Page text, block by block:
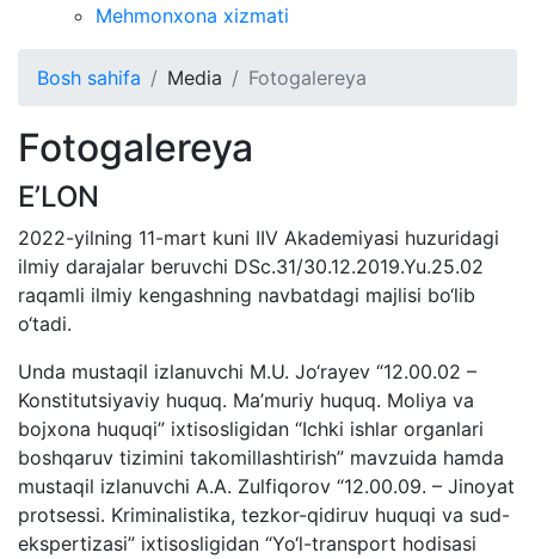
Mehmonxona xizmati
Bosh sahifa Media Fotogalereya
Fotogalereya
E’LON
2022-yilning 11-mart kuni IIV Akademiyasi huzuridagi
ilmiy darajalar beruvchi DSc.31/30.12.2019.Yu.25.02
raqamli ilmiy kengashning navbatdagi majlisi bo‘lib
o‘tadi.
Unda mustaqil izlanuvchi M.U. Jo‘rayev “12.00.02 –
Konstitutsiyaviy huquq. Ma’muriy huquq. Moliya va
bojxona huquqi” ixtisosligidan “Ichki ishlar organlari
boshqaruv tizimini takomillashtirish” mavzuida hamda
mustaqil izlanuvchi A.A. Zulfiqorov “12.00.09. – Jinoyat
protsessi. Kriminalistika, tezkor-qidiruv huquqi va sud-
ekspertizasi” ixtisosligidan “Yo‘l-transport hodisasi